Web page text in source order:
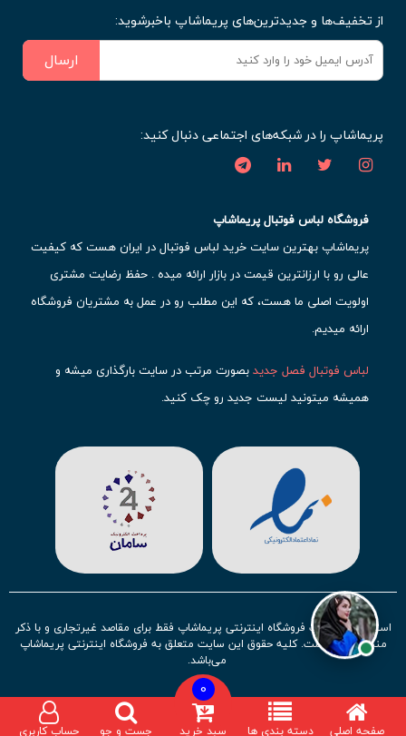
صفحه اصلی دسته بندی ها
0
سبد خرید جست و جو حساب کاربری
از تخفیف‌ها و جدیدترین‌های پریماشاپ باخبرشوید:
ارسال
پریماشاپ را در شبکه‌های اجتماعی دنبال کنید:
فروشگاه لباس فوتبال پریماشاپ
پریماشاپ بهترین سایت خرید لباس فوتبال در ایران هست که کیفیت
عالی رو با ارزانترین قیمت در بازار ارائه میده . حفظ رضایت مشتری
اولویت اصلی ما هست، که این مطلب رو در عمل به مشتریان فروشگاه
ارائه میدیم.
لباس فوتبال فصل جدیدبصورت مرتب در سایت بارگذاری میشه و
همیشه میتونید لیست جدید رو چک کنید.
حتما مشاهده کنید که قطعا برای تیم های مطرح دنیای فوتبال، تعداد
بیشتری محصول موجود میشه. این مورد شامل
لباس رئال مادرید
لباس اینتر میامی لباس منچستر سیتی
آث میلان میشه.
در ایران هملباس استقلال،لباس پرسپولیسولباس تیم ملی
ایرانتوجه زیادی بشون شده و تقریبا تمام محصولاتشون رو موجود
کردیم.
لباس فوتبال بچه گانه با توجه به استقبال نسل جدید روز به روز بصورت
کامل تر موجود میشه و تیم های بیشتری رو میتونید در این مجموعه
استفاده از مطالب فروشگاه اینترنتی پریماشاپ فقط برای مقاصد غیرتجاری و با ذکر
منبع بلامانع است. کلیه حقوق این سایت متعلق به فروشگاه اینترنتی پریماشاپ
می‌باشد.